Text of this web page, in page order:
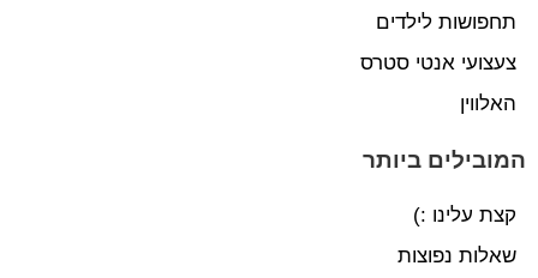
תחפושות לילדים
צעצועי אנטי סטרס
האלווין
המובילים ביותר
קצת עלינו :)
שאלות נפוצות